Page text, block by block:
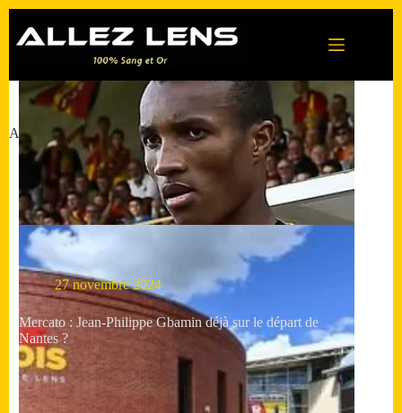
contenu
Actualités du RC Lens : mercato, matchs et infos en direct
27 novembre 2024
Mercato : Jean-Philippe Gbamin déjà sur le départ de
Nantes ?